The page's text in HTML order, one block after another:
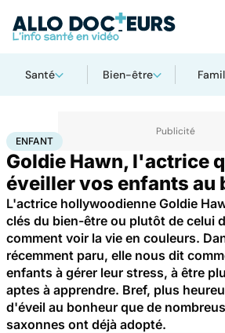
Santé Bien-être
AccueilFamille
ENFANT
Goldie Hawn, l'actrice
éveiller vos enfants au
L'actrice hollywoodienne Goldie
clés du bien-être ou plutôt de celui
comment voir la vie en couleurs.
récemment paru, elle nous dit
enfants à gérer leur stress, à être
aptes à apprendre. Bref, plus
d'éveil au bonheur que de
saxonnes ont déjà adopté.